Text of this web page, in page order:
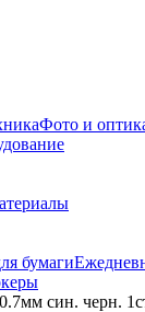
Фото и
бумаги
син. черн.